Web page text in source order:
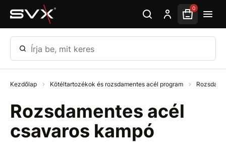
Ugrás az oldal fő részéhez 0
Írja be, mit keres
Kezdőlap Kötéltartozékok és rozsdamentes acél program
Rozsdamentes acél
csavaros kampó